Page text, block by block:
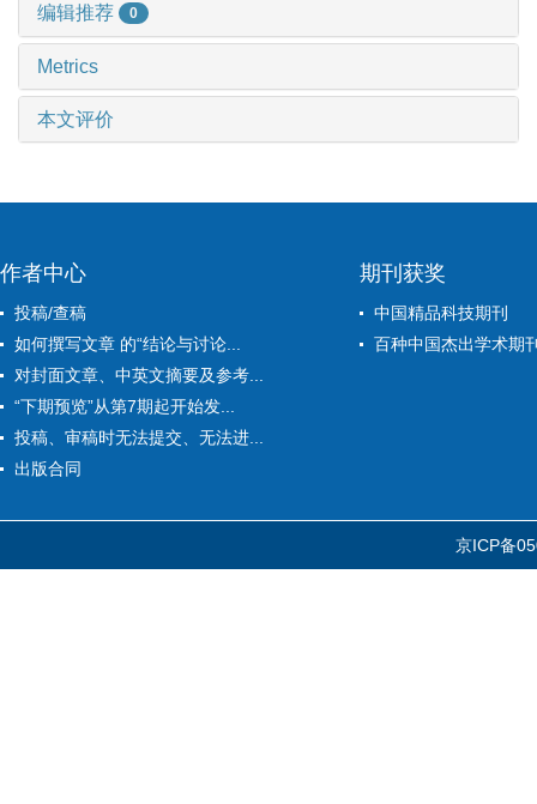
编辑推荐 0
Metrics
本文评价
作者中心
投稿/查稿
如何撰写文章 的“结论与讨论...
对封面文章、中英文摘要及参考...
“下期预览”从第7期起开始发...
投稿、审稿时无法提交、无法进...
出版合同
期刊获奖
中国精品科技期刊
百种中国杰出学术期
京ICP备